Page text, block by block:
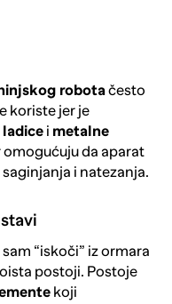
robotačesto
koriste jer je
ladicei metalne
da aparat
i natezanja.
sam “iskoči” iz ormara
postoji. Postoje
koji